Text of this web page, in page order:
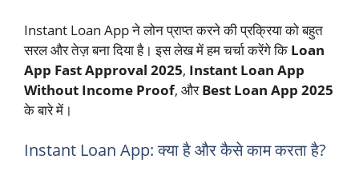
Instant Loan App ने लोन प्राप्त करने की प्रक्रिया को बहुत
सरल और तेज़ बना दिया है। इस लेख में हम चर्चा करेंगे कि Loan
App Fast Approval 2025, Instant Loan App
Without Income Proof, औरBest Loan App 2025
के बारे में।
Instant Loan App: क्या है और कैसे काम करता है?